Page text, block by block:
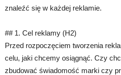
znaleźć się w każdej reklamie.
## 1. Cel reklamy (H2)
Przed rozpoczęciem tworzenia
celu, jaki chcemy osiągnąć. Czy
zbudować świadomość marki czy